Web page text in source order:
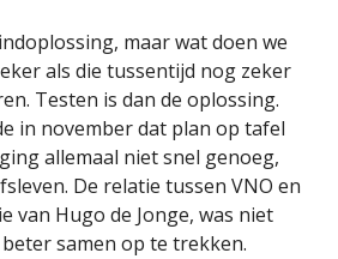
maar wat doen we
als die tussentijd nog zeker
Testen is dan de oplossing.
in november dat plan op tafel
allemaal niet snel genoeg,
De relatie tussen VNO en
van Hugo de Jonge, was niet
samen op te trekken.